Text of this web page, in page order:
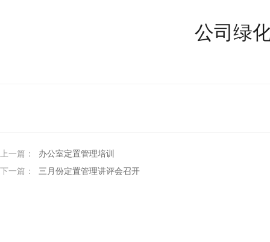
公司绿
上一篇：
办公室定置管理培训
下一篇：
三月份定置管理讲评会召开